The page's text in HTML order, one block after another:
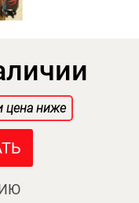
цена ниже